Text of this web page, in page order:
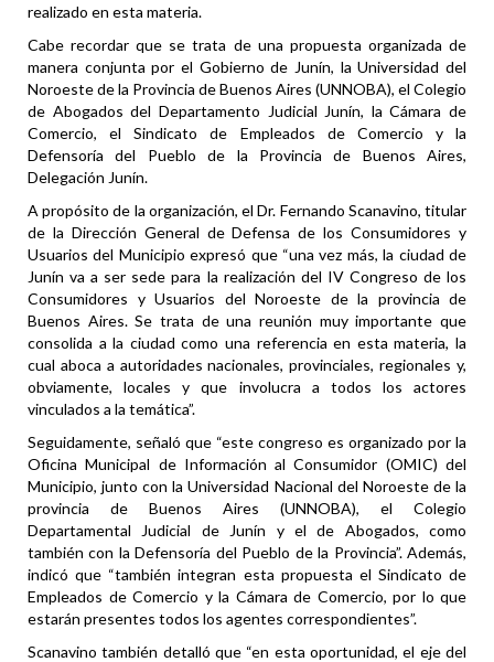
realizado en esta materia.
Cabe recordar que se trata de una propuesta organizada de
manera conjunta por el Gobierno de Junín, la Universidad del
Noroeste de la Provincia de Buenos Aires (UNNOBA), el Colegio
de Abogados del Departamento Judicial Junín, la Cámara de
Comercio, el Sindicato de Empleados de Comercio y la
Defensoría del Pueblo de la Provincia de Buenos Aires,
Delegación Junín.
A propósito de la organización, el Dr. Fernando Scanavino, titular
de la Dirección General de Defensa de los Consumidores y
Usuarios del Municipio expresó que “una vez más, la ciudad de
Junín va a ser sede para la realización del IV Congreso de los
Consumidores y Usuarios del Noroeste de la provincia de
Buenos Aires. Se trata de una reunión muy importante que
consolida a la ciudad como una referencia en esta materia, la
cual aboca a autoridades nacionales, provinciales, regionales y,
obviamente, locales y que involucra a todos los actores
vinculados a la temática”.
Seguidamente, señaló que “este congreso es organizado por la
Oficina Municipal de Información al Consumidor (OMIC) del
Municipio, junto con la Universidad Nacional del Noroeste de la
provincia de Buenos Aires (UNNOBA), el Colegio
Departamental Judicial de Junín y el de Abogados, como
también con la Defensoría del Pueblo de la Provincia”. Además,
indicó que “también integran esta propuesta el Sindicato de
Empleados de Comercio y la Cámara de Comercio, por lo que
estarán presentes todos los agentes correspondientes”.
Scanavino también detalló que “en esta oportunidad, el eje del